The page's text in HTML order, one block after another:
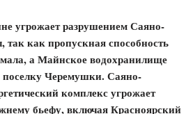
угрожает разрушением Саяно-
как пропускная способность
а Майнское водохранилище
поселку Черемушки. Саяно-
комплекс угрожает
бьефу, включая Красноярский